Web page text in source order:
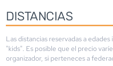
DISTANCIAS
Las distancias reservadas a
"kids". Es posible que el precio
organizador, si perteneces a